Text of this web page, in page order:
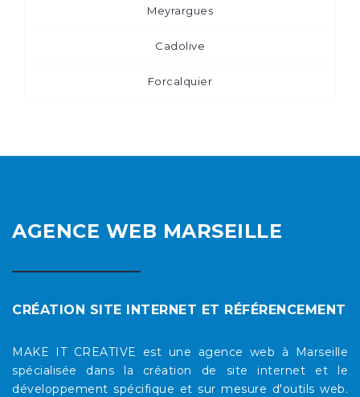
Meyrargues
Cadolive
Forcalquier
AGENCE WEB MARSEILLE
CRÉATION SITE INTERNET ET RÉFÉRENCEMENT
MAKE IT CREATIVE est une agence web à Marseille
spécialisée dans la création de site internet et le
développement spécifique et sur mesure d'outils web.